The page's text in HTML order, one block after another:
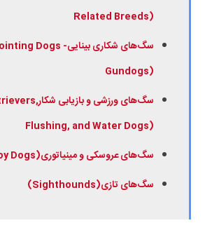
Related Breeds)
سگهای شکاری بیناییDogs -
Gundogs)
سگهای ورزشی و بازیابی شکار
Flushing, and Water Dogs)
سگهای عروسکی و مینیاتوریDogs)
سگهای تازی(Sighthounds)